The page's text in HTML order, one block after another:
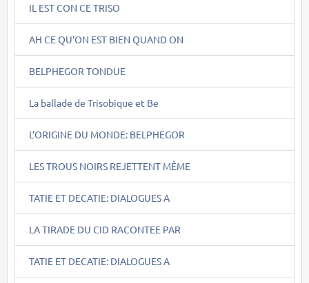
IL EST CON CE TRISO
AH CE QU'ON EST BIEN QUAND ON
BELPHEGOR TONDUE
La ballade de Trisobique et Be
L'ORIGINE DU MONDE: BELPHEGOR
LES TROUS NOIRS REJETTENT MÊME
TATIE ET DECATIE: DIALOGUES A
LA TIRADE DU CID RACONTEE PAR
TATIE ET DECATIE: DIALOGUES A